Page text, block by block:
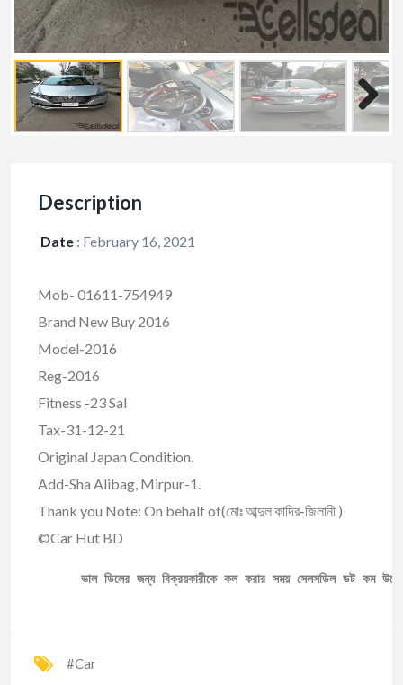
Description
Date : February 16, 2021
Mob- 01611-754949
Brand New Buy 2016
Model-2016
Reg-2016
Fitness -23 Sal
Tax-31-12-21
Original Japan Condition.
Add-Sha Alibag, Mirpur-1.
Thank you Note: On behalf of(মোঃ আব্দুল কাদির-জিলানী )
©Car Hut BD
ভাল ডিলের জন্য বিক্রয়কারীকে কল করার সময় সেলসডিল ডট কম
#Car